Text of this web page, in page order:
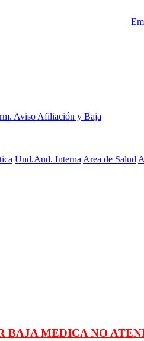
Aviso Afiliación y Baja
Und.Aud. Interna Area de Salud
BAJA MEDICA NO